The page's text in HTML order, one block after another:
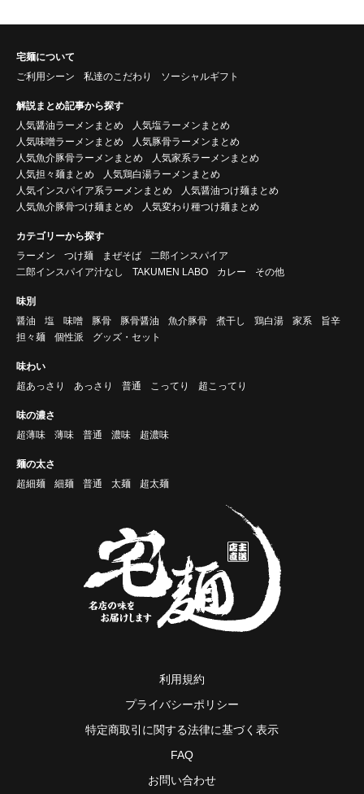
宅麺について
ご利用シーン
私達のこだわり ソーシャルギフト
解説まとめ記事から探す
人気醤油ラーメンまとめ
人気塩ラーメンまとめ
人気味噌ラーメンまとめ
人気豚骨ラーメンまとめ
人気魚介豚骨ラーメンまとめ
人気家系ラーメンまとめ
人気担々麺まとめ
人気鶏白湯ラーメンまとめ
人気インスパイア系ラーメンまとめ
人気醤油つけ麺まとめ
人気魚介豚骨つけ麺まとめ
人気変わり種つけ麺まとめ
カテゴリーから探す
ラーメン
つけ麺 まぜそば
二郎インスパイア
二郎インスパイア汁なし
TAKUMEN LABO カレー その他
味別
醤油
塩 味噌 豚骨 豚骨醤油 魚介豚骨 煮干し 鶏白湯 家系
旨辛
担々麺
個性派 グッズ・セット
味わい
超あっさり
あっさり 普通 こってり 超こってり
味の濃さ
超薄味
薄味 普通 濃味 超濃味
麺の太さ
超細麺
細麺 普通 太麺 超太麺
利用規約
プライバシーポリシー
特定商取引に関する法律に基づく表示
FAQ
お問い合わせ